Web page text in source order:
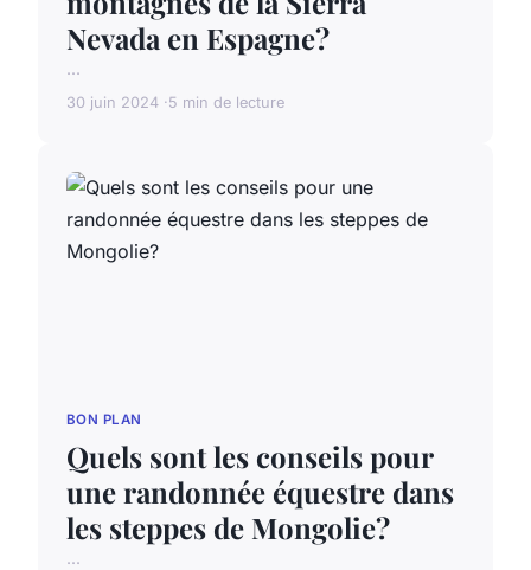
Nevada en Espagne?
...
30 juin 2024 5 min de lecture
BON PLAN
Quels sont les conseils pour
une randonnée équestre dans
les steppes de Mongolie?
...